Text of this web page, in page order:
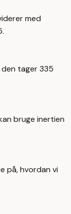
med
den tager 335
bruge inertien
på, hvordan vi